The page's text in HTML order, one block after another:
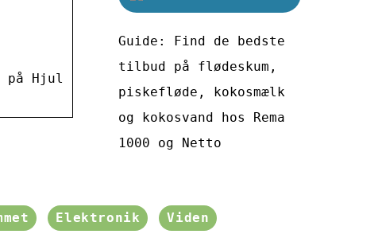
på Hjul
Guide: Find de bedste
tilbud på flødeskum,
piskefløde, kokosmælk
og kokosvand hos Rema
1000 og Netto
Elektronik Viden